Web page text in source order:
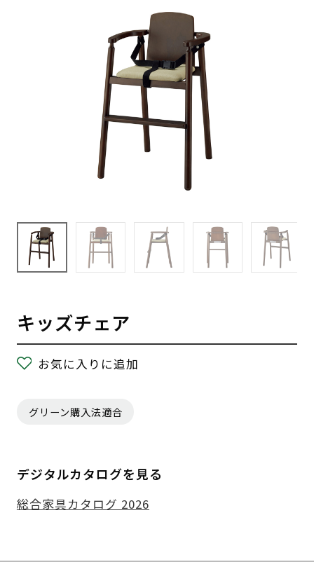
キッズチェア
お気に入りに追加
グリーン購入法適合
デジタルカタログを見る
総合家具カタログ 2026